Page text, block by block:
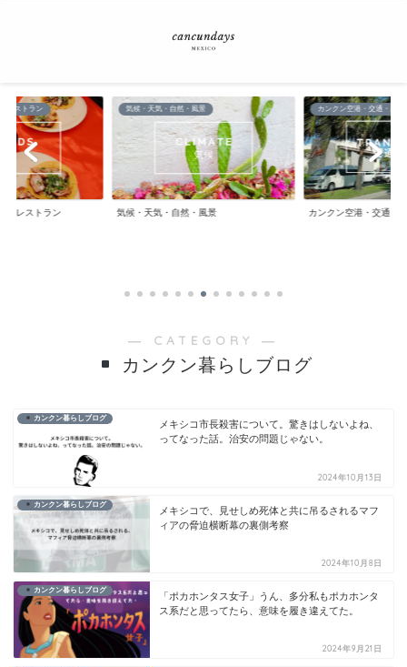
レストラン
・レストラン
気候・天気・自然・風景
気候・天気・自然・風景
カンクン空港・交通・航空
カンクン空港・交通・
― CATEGORY ―
カンクン暮らしブログ
カンクン暮らしブログ
メキシコ市長殺害について。驚きはしないよね、
ってなった話。治安の問題じゃない。
2024年10月13日
カンクン暮らしブログ
メキシコで、見せしめ死体と共に吊るされるマフ
ィアの脅迫横断幕の裏側考察
2024年10月8日
カンクン暮らしブログ
「ポカホンタス女子」うん、多分私もポカホンタ
ス系だと思ってたら、意味を履き違えてた。
2024年9月21日